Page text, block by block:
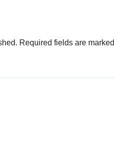
Required fields are marked